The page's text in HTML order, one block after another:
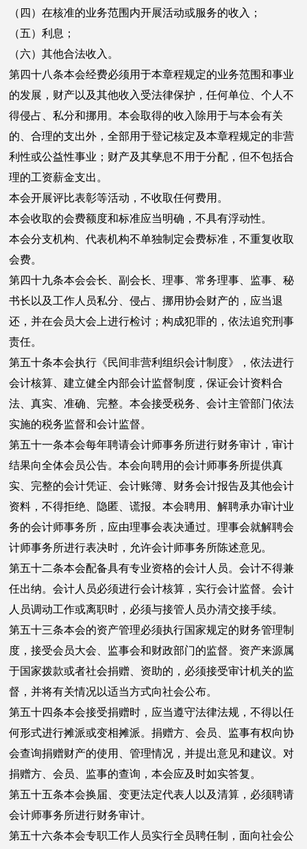
（四）在核准的业务范围内开展活动或服务的收入；
（五）利息；
（六）其他合法收入。
第四十八条本会经费必须用于本章程规定的业务范围和事业
的发展，财产以及其他收入受法律保护，任何单位、个人不
得侵占、私分和挪用。本会取得的收入除用于与本会有关
的、合理的支出外，全部用于登记核定及本章程规定的非营
利性或公益性事业；财产及其孳息不用于分配，但不包括合
理的工资薪金支出。
本会开展评比表彰等活动，不收取任何费用。
本会收取的会费额度和标准应当明确，不具有浮动性。
本会分支机构、代表机构不单独制定会费标准，不重复收取
会费。
第四十九条本会会长、副会长、理事、常务理事、监事、秘
书长以及工作人员私分、侵占、挪用协会财产的，应当退
还，并在会员大会上进行检讨；构成犯罪的，依法追究刑事
责任。
第五十条本会执行《民间非营利组织会计制度》，依法进行
会计核算、建立健全内部会计监督制度，保证会计资料合
法、真实、准确、完整。本会接受税务、会计主管部门依法
实施的税务监督和会计监督。
第五十一条本会每年聘请会计师事务所进行财务审计，审计
结果向全体会员公告。本会向聘用的会计师事务所提供真
实、完整的会计凭证、会计账簿、财务会计报告及其他会计
资料，不得拒绝、隐匿、谎报。本会聘用、解聘承办审计业
务的会计师事务所，应由理事会表决通过。理事会就解聘会
计师事务所进行表决时，允许会计师事务所陈述意见。
第五十二条本会配备具有专业资格的会计人员。会计不得兼
任出纳。会计人员必须进行会计核算，实行会计监督。会计
人员调动工作或离职时，必须与接管人员办清交接手续。
第五十三条本会的资产管理必须执行国家规定的财务管理制
度，接受会员大会、监事会和财政部门的监督。资产来源属
于国家拨款或者社会捐赠、资助的，必须接受审计机关的监
督，并将有关情况以适当方式向社会公布。
第五十四条本会接受捐赠时，应当遵守法律法规，不得以任
何形式进行摊派或变相摊派。捐赠方、会员、监事有权向协
会查询捐赠财产的使用、管理情况，并提出意见和建议。对
捐赠方、会员、监事的查询，本会应及时如实答复。
第五十五条本会换届、变更法定代表人以及清算，必须聘请
会计师事务所进行财务审计。
第五十六条本会专职工作人员实行全员聘任制，面向社会公